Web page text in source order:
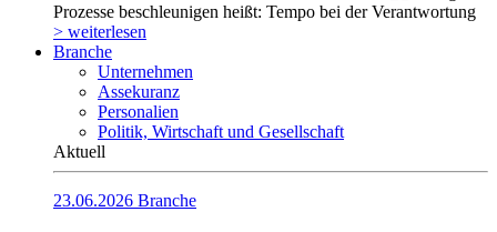
Prozesse beschleunigen heißt: Tempo bei der Verantwortung
> weiterlesen
Branche
Unternehmen
Assekuranz
Personalien
Politik, Wirtschaft und Gesellschaft
Aktuell
23.06.2026 Branche